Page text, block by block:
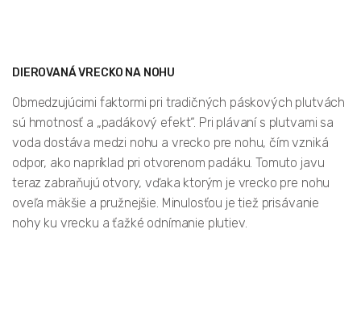
DIEROVANÁ VRECKO NA NOHU
Obmedzujúcimi faktormi pri tradičných páskových plutvách
sú hmotnosť a „padákový efekt“. Pri plávaní s plutvami sa
voda dostáva medzi nohu a vrecko pre nohu, čím vzniká
odpor, ako napríklad pri otvorenom padáku. Tomuto javu
teraz zabraňujú otvory, vďaka ktorým je vrecko pre nohu
oveľa mäkšie a pružnejšie. Minulosťou je tiež prisávanie
nohy ku vrecku a ťažké odnímanie plutiev.